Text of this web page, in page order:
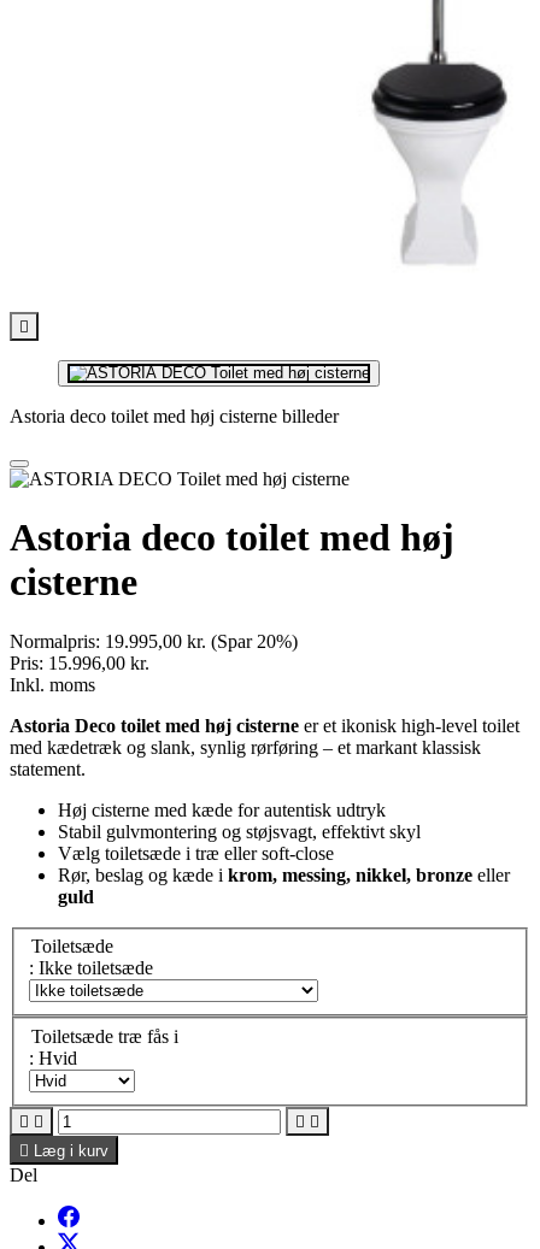

Astoria deco toilet med høj cisterne billeder
Astoria deco toilet med høj
cisterne
Normalpris: 19.995,00 kr. (Spar 20%)
Pris: 15.996,00 kr.
Inkl. moms
Astoria Deco toilet med høj cisterne er et ikonisk high-level toilet
med kædetræk og slank, synlig rørføring – et markant klassisk
statement.
Høj cisterne med kæde for autentisk udtryk
Stabil gulvmontering og støjsvagt, effektivt skyl
Vælg toiletsæde i træ eller soft-close
Rør, beslag og kæde i krom, messing, nikkel, bronze eller
guld
Toiletsæde
: Ikke toiletsæde
Toiletsæde træ fås i
: Hvid
   

Læg i kurv
Del